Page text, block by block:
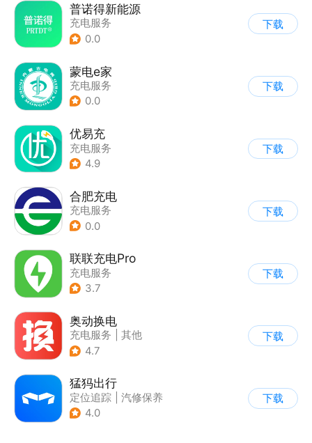
普诺得新能源
充电服务
0.0
下载
蒙电e家
充电服务
0.0
下载
优易充
充电服务
4.9
下载
合肥充电
充电服务
0.0
下载
联联充电Pro
充电服务
3.7
下载
奥动换电
充电服务
其他
4.7
下载
猛犸出行
定位追踪
汽修保养
| 充电服务
4.0
下载